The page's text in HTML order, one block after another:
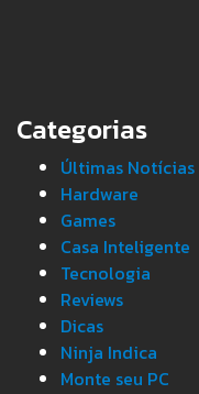
Categorias
Últimas Notícias
Hardware
Games
Casa Inteligente
Tecnologia
Reviews
Dicas
Ninja Indica
Monte seu PC